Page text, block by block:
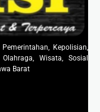
Kepolisian,
Wisata, Sosial
Barat